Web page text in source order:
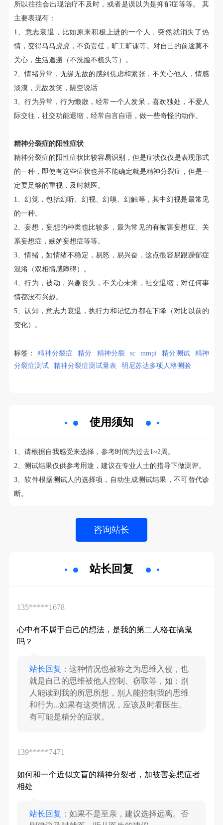
所以往往会出现治疗不及时，或者是误以为是抑郁症等等。 其
主要表现有：
1、意志衰退，比如原来积极上进的一个人，突然就消失了热
情，变得马马虎虎，不负责任，旷工旷课等。对自己的前途莫不
关心，生活邋遢（不洗脸不梳头等）。
2、情绪异常，无缘无故的感到焦虑和紧张，不关心他人，情感
淡漠，无故发笑，隔空说话
3、行为异常，行为懒散，经常一个人发呆，喜欢独处，不爱人
际交往，社交功能退缩，经常自言自语，做一些奇怪的动作。
精神分裂症的阳性症状
精神分裂症的阳性症状比较容易识别，但是症状仅仅是表现形式
的一种，即使有这些症状也并不能确定就是精神分裂症，但是一
定要足够的重视，及时就医。
1、幻觉，包括幻听、幻视、幻嗅、幻触等，其中幻视是最常见
的一种。
2、妄想，妄想的种类也比较多，最为常见的有被害妄想症、关
系妄想症，嫉妒妄想症等等。
3、情绪，如情绪不稳定，易怒，易兴奋，这点很容易跟躁郁症
混淆（双相情感障碍）。
4、行为，被动，兴趣丧失，不关心未来，社交退缩，对任何事
情都没有兴趣。
5、认知，意志力衰退，执行力和记忆力都在下降（对比以前的
变化）。
标签： 精神分裂症 精分 精神分裂 sc mmpi 精分测试
精神
分裂症测试
精神分裂症测试量表 明尼苏达多项人格测验
使用须知
1、请根据自我感受来选择，参考时间为过去1~2周。
2、测试结果仅供参考用途，建议在专业人士的指导下做测评。
3、软件根据测试人的选择项，自动生成测试结果，不可替代诊
断。
站长回复
135*****1678
心中有不属于自己的想法，是我的第二人格在搞鬼
吗？
站长回复：这种情况也被称之为思维入侵，也
就是自己的思维被他人控制、窃取等，如：别
人能读到我的所思所想，别人能控制我的思维
和行为...如果有这类情况，应该及时看医生。
有可能是精分的症状。
139*****7471
如何和一个近似文盲的精神分裂者，加被害妄想症者
相处
站长回复：如果不是至亲，建议选择远离。否